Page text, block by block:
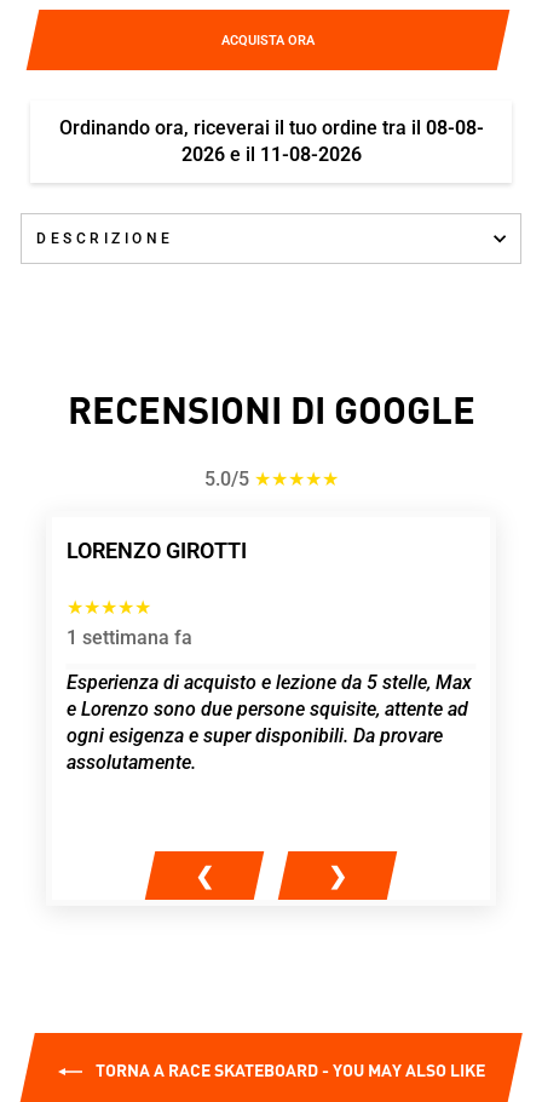
ACQUISTA ORA
Ordinando ora, riceverai il tuo ordine tra il 08-08-
2026e il 11-08-2026
DESCRIZIONE
RECENSIONI DI GOOGLE
5.0/5 ★★★★★
LORENZO GIROTTI
★★★★★
1 settimana fa
Esperienza di acquisto e lezione da 5 stelle, Max
e Lorenzo sono due persone squisite, attente ad
ogni esigenza e super disponibili. Da provare
assolutamente.
❮ ❯
TORNA A RACE SKATEBOARD - YOU MAY ALSO LIKE